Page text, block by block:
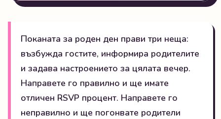
Поканата за роден ден прави три неща:
възбужда гостите, информира родителите
и задава настроението за цялата вечер.
Направете го правилно и ще имате
отличен RSVP процент. Направете го
неправилно и ще погонвате родители